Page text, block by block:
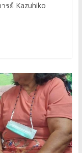
ย์ Kazuhiko